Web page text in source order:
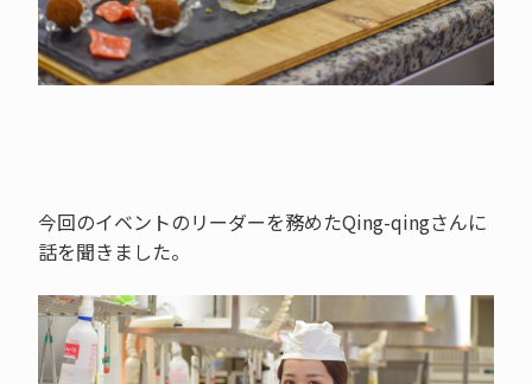
今回のイベントのリーダーを務めたQing-qingさんに
話を聞きました。